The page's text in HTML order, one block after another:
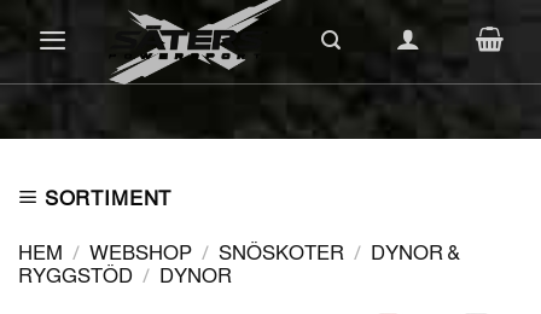
SORTIMENT
HEM / WEBSHOP / SNÖSKOTER / DYNOR &
RYGGSTÖD / DYNOR